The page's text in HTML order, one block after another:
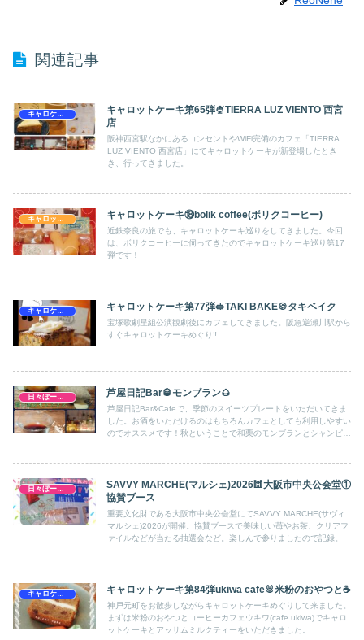
関連記事
キャロケ兵庫
キャロットケーキ第65弾🍨TIERRA LUZ VIENTO 西宮
店
阪神西宮駅なかにあるコンセントやWiFi完備のカフェ「TIERRA
LUZ VIENTO 西宮店」にてキャロットケーキが新登場したとき
き、行ってきました。
キャロットケーキにトキメキ★ キャロットケーキ⑱bolik coffee(ボリクコーヒー)
近鉄奈良の旅でも、キャロットケーキ巡りをしてきました。今回
は、ボリクコーヒーに伺ってきたのでキャロットケーキ巡り第17
弾です！
キャロケ兵庫 キャロットケーキ第77弾🥪TAKI BAKE🍪タキベイク
宝塚歌劇星組公演観劇後にカフェしてきました。阪急逆瀬川駅から
すぐキャロットケーキめぐり‼️
芦屋日記Bar🥃モンブラン🌰
芦屋日記Bar&Cafeで、季節のスイーツプレートをいただいてきま
した。お酒をいただけるのはもちろんカフェとしても利用しやすい
のでオススメです！秋ということで和栗のモンブランとシャンピニ
SAVVY MARCHE(マルシェ)2026🕍大阪市中央公会堂①
協賛ブース
重要文化財である大阪市中央公会堂にてSAVVY MARCHE(サヴィ
マルシェ)2026が開催。協賛ブースで美味しい苺やお茶、クリアフ
ァイルなどが当たる抽選会など。楽しんで参りましたので記録。
キャロットケーキ第84弾ukiwa cafe🐰米粉のおやつと☕
神戸元町をお散歩しながらキャロットケーキめぐりして来ました。
まずは米粉のおやつとコーヒーカフェウキワ(cafe ukiwa)でキャロ
ットケーキとアッサムミルクティーをいただきました。